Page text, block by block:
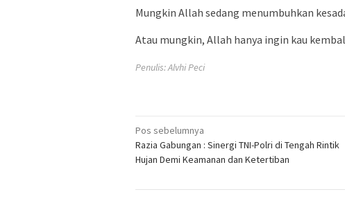
Mungkin Allah sedang menumbuhkan
Atau mungkin, Allah hanya ingin kau
Penulis: Alvhi Peci
Navigasi
pos
Pos sebelumnya
Razia Gabungan : Sinergi TNI-Polri di Tengah Rintik
Hujan Demi Keamanan dan Ketertiban